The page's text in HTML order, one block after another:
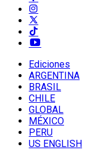
Ediciones
ARGENTINA
BRASIL
CHILE
GLOBAL
MÉXICO
PERU
US ENGLISH